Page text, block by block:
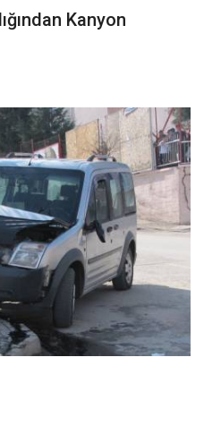
Kanyon